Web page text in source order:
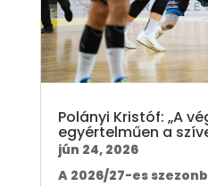
Polányi Kristóf: „A
egyértelműen a
jún 24, 2026
A 2026/27-es